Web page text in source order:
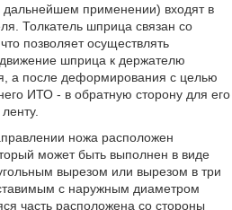
применении) входят в
Толкатель шприца связан со
позволяет осуществлять
движение шприца к держателю
а после деформирования с целью
ИТО - в обратную сторону для его
ножа расположен
может быть выполнен в виде
вырезом или вырезом в три
с наружным диаметром
часть расположена со стороны